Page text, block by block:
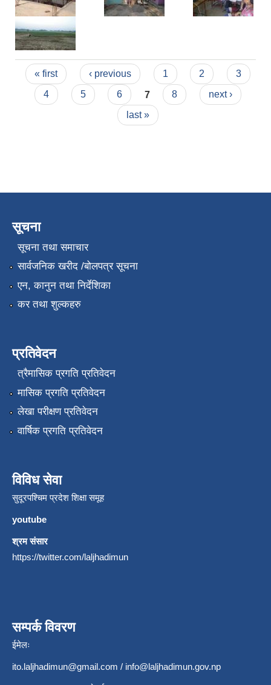
Pages
« first ‹ previous 1 2
3
4
5 6 7 8
next ›
last »
सूचना
सूचना तथा समाचार
सार्वजनिक खरीद /बोलपत्र सूचना
एन, कानुन तथा निर्देशिका
कर तथा शुल्कहरु
प्रतिवेदन
त्रैमासिक प्रगति प्रतिवेदन
मासिक प्रगति प्रतिवेदन
लेखा परीक्षण प्रतिवेदन
वार्षिक प्रगति प्रतिवेदन
विविध सेवा
सुदूरपश्चिम प्रदेश शिक्षा समूह
youtube
श्रम संसार
https://twitter.com/laljhadimun
सम्पर्क विवरण
ईमेलः
ito.laljhadimun@gmail.com / info@laljhadimun.gov.np